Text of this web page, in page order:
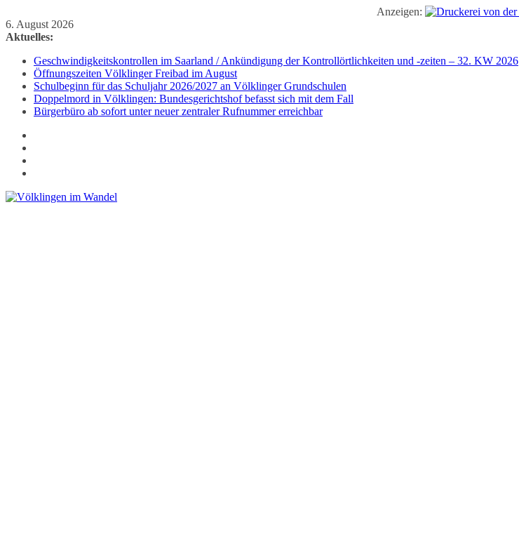
Anzeigen:
Zum
Inhalt
6. August 2026
Aktuelles:
Geschwindigkeitskontrollen im Saarland / Ankündigung der Kontrollörtlichkeiten und -zeiten – 32. KW 2026
Öffnungszeiten Völklinger Freibad im August
Schulbeginn für das Schuljahr 2026/2027 an Völklinger Grundschulen
Doppelmord in Völklingen: Bundesgerichtshof befasst sich mit dem Fall
Bürgerbüro ab sofort unter neuer zentraler Rufnummer erreichbar